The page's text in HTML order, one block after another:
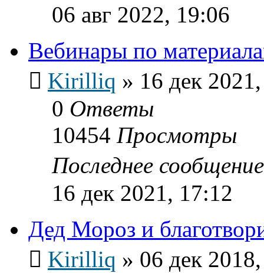
06 авг 2022, 19:06
Вебинары по
Kirilliq » 16 дек
0 Ответы
10454 Просмотры
Последнее
16 дек 2021, 17:12
Дед Мороз и
Kirilliq » 06 дек